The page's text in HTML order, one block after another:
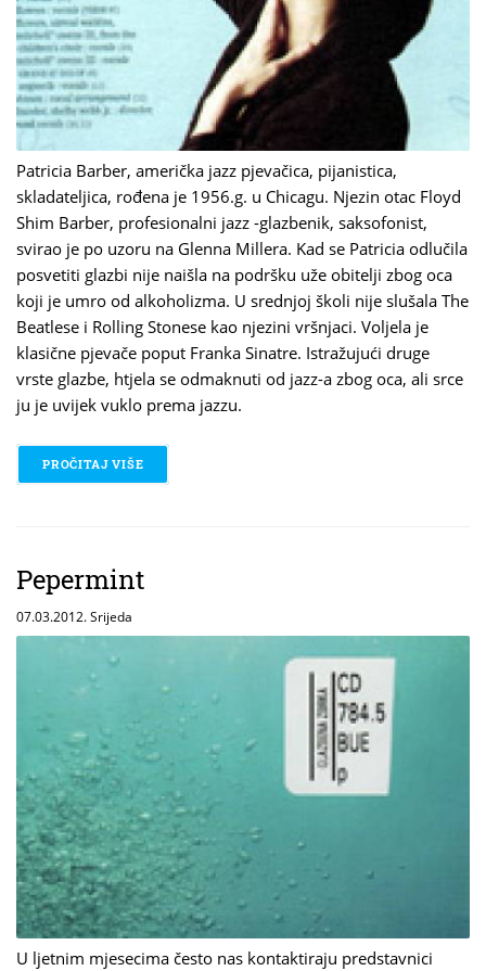
Patricia Barber, američka jazz pjevačica, pijanistica,
skladateljica, rođena je 1956.g. u Chicagu. Njezin otac Floyd
Shim Barber, profesionalni jazz -glazbenik, saksofonist,
svirao je po uzoru na Glenna Millera. Kad se Patricia odlučila
posvetiti glazbi nije naišla na podršku uže obitelji zbog oca
koji je umro od alkoholizma. U srednjoj školi nije slušala The
Beatlese i Rolling Stonese kao njezini vršnjaci. Voljela je
klasične pjevače poput Franka Sinatre. Istražujući druge
vrste glazbe, htjela se odmaknuti od jazz-a zbog oca, ali srce
ju je uvijek vuklo prema jazzu.
PROČITAJ VIŠE
Pepermint
07.03.2012. Srijeda
U ljetnim mjesecima često nas kontaktiraju predstavnici